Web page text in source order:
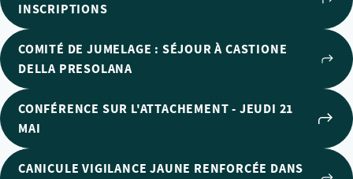
INSCRIPTIONS
COMITÉ DE JUMELAGE : SÉJOUR À CASTIONE
DELLA PRESOLANA
CONFÉRENCE SUR L'ATTACHEMENT - JEUDI 21
MAI
CANICULE VIGILANCE JAUNE RENFORCÉE DANS